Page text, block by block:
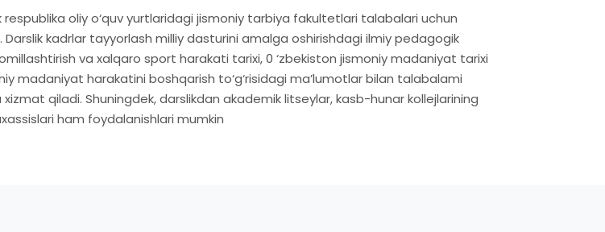
respublika oliy o‘quv yurtlaridagi jismoniy tarbiya fakultetlari talabalari uchun
Darslik kadrlar tayyorlash milliy dasturini amalga oshirishdagi ilmiy pedagogik
va xalqaro sport harakati tarixi, 0 ‘zbekiston jismoniy madaniyat tarixi
madaniyat harakatini boshqarish to‘g‘risidagi ma’lumotlar bilan talabalami
qiladi. Shuningdek, darslikdan akademik litseylar, kasb-hunar kollejlarining
ham foydalanishlari mumkin